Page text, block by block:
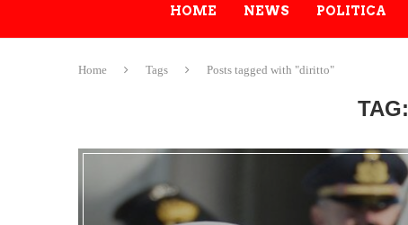
HOME NEWS POLITICA
Home Tags Posts tagged with "diritto"
TAG: